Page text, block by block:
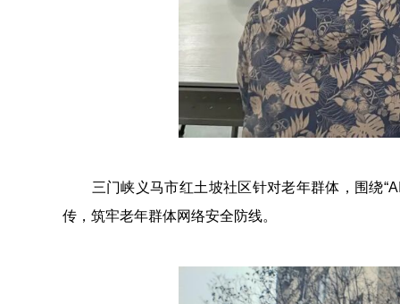
三门峡义马市红土坡社区针对老年群体，围绕“AI
传，筑牢老年群体网络安全防线。